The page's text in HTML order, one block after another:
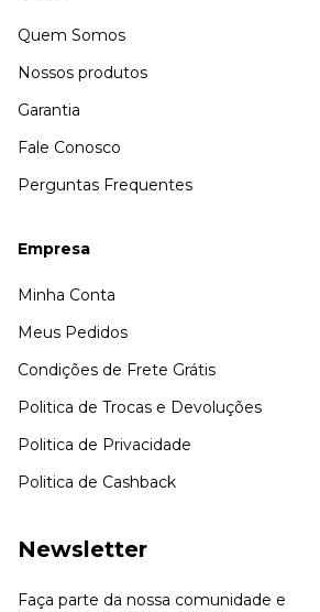
Quem Somos
Nossos produtos
Garantia
Fale Conosco
Perguntas Frequentes
Empresa
Minha Conta
Meus Pedidos
Condições de Frete Grátis
Politica de Trocas e Devoluções
Politica de Privacidade
Politica de Cashback
Newsletter
Faça parte da nossa comunidade e